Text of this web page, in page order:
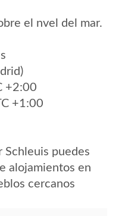
el nvel del mar.
+2:00
+1:00
Schleuis puedes
alojamientos en
cercanos